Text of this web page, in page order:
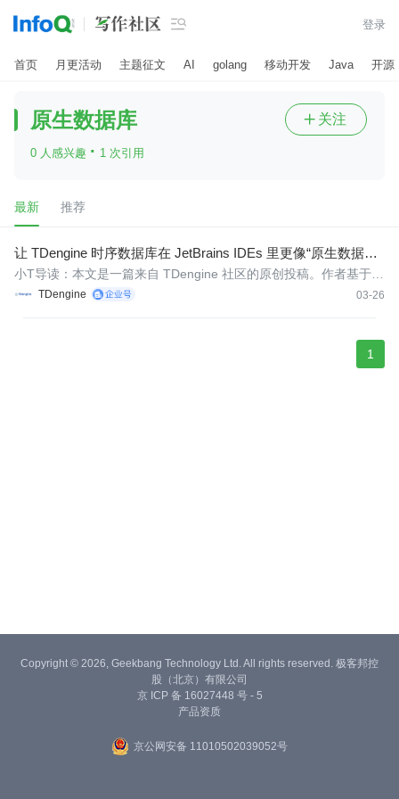
 登录
首页 月更活动 主题征文 AI golang 移动开发 Java 开源
原生数据库
0 人感兴趣 · 1 次引用
 关注
最新 推荐
让 TDengine 时序数据库在 JetBrains IDEs 里更像“原生数据
库”一点
TDengine 03-26
小T导读：本文是一篇来自 TDengine 社区的原创投稿。作者基于自
身在 JetBrains IDEs 中使用 TDengine 的实际需求，独立开发并开
1
Copyright © 2026, Geekbang Technology Ltd. All rights reserved. 极客邦控
股（北京）有限公司
京 ICP 备 16027448 号 - 5
产品资质
京公网安备 11010502039052号